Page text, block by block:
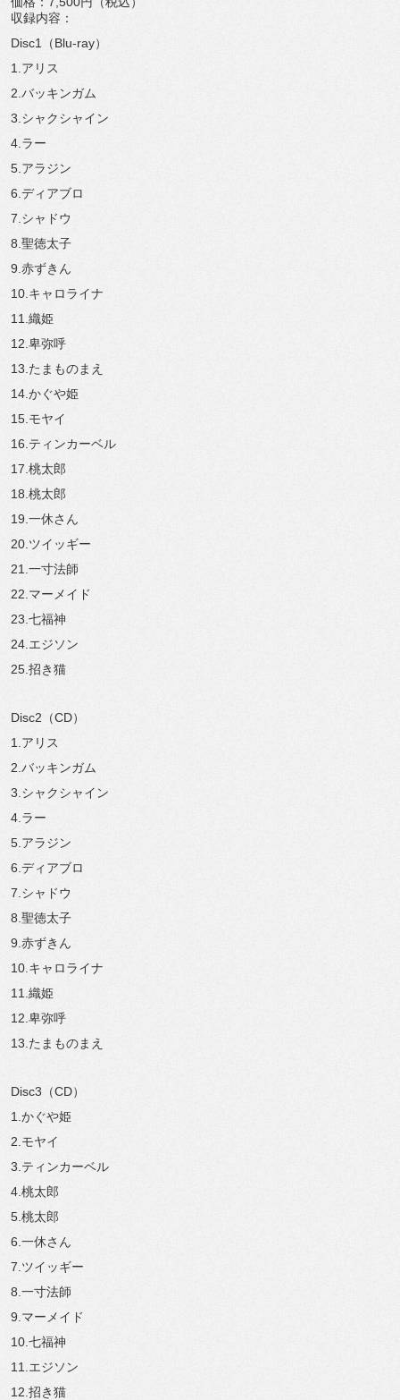
収録内容：
Disc1（Blu-ray）
1.アリス
2.バッキンガム
3.シャクシャイン
4.ラー
5.アラジン
6.ディアブロ
7.シャドウ
8.聖徳太子
9.赤ずきん
10.キャロライナ
11.織姫
12.卑弥呼
13.たまものまえ
14.かぐや姫
15.モヤイ
16.ティンカーベル
17.桃太郎
18.桃太郎
19.一休さん
20.ツイッギー
21.一寸法師
22.マーメイド
23.七福神
24.エジソン
25.招き猫
Disc2（CD）
1.アリス
2.バッキンガム
3.シャクシャイン
4.ラー
5.アラジン
6.ディアブロ
7.シャドウ
8.聖徳太子
9.赤ずきん
10.キャロライナ
11.織姫
12.卑弥呼
13.たまものまえ
Disc3（CD）
1.かぐや姫
2.モヤイ
3.ティンカーベル
4.桃太郎
5.桃太郎
6.一休さん
7.ツイッギー
8.一寸法師
9.マーメイド
10.七福神
11.エジソン
12.招き猫